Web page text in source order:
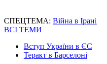
СПЕЦТЕМА: Війна в Ірані
ВСІ ТЕМИ
Вступ України в ЄС
Теракт в Барселоні